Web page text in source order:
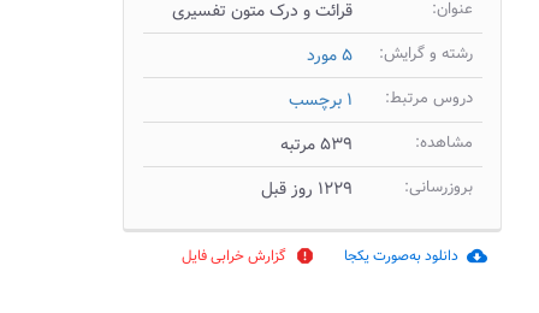
عنوان: قرائت و درک متون تفسیری
رشته و گرایش: ۵ مورد
دروس مرتبط: ۱ برچسب
مشاهده: ۵۳۹ مرتبه
بروزرسانی: ۱۲۲۹ روز قبل
cloud_download دانلود به‌صورت یکجا report گزارش خرابی فایل